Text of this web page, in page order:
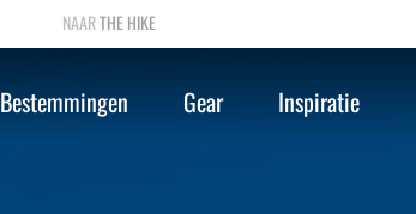
THE HIKE
Bestemmingen Gear Inspiratie